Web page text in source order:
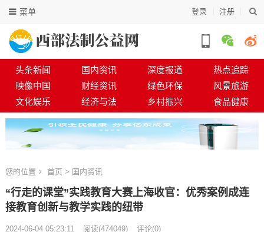
登录 注册
菜单
头条新闻 国内资讯 深度报道
热点追踪
映像中国
财经资讯 绿色环保
风景旅游
文化娱乐
经济与法 乡村振兴 食品健康
您的位置 首页 > 国内资讯
“行走的课堂”实践教育大赛上海收官：优秀案例成连
接教育创新与教学实践的纽带
2024-06-04 05:23:11 阅读(474049) 评论(0)